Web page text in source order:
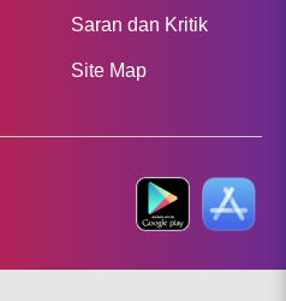
Saran dan Kritik
Site Map